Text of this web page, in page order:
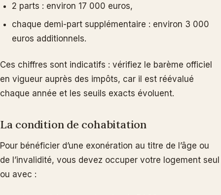
2 parts : environ 17 000 euros,
chaque demi-part supplémentaire : environ 3 000
euros additionnels.
Ces chiffres sont indicatifs : vérifiez le barème officiel
en vigueur auprès des impôts, car il est réévalué
chaque année et les seuils exacts évoluent.
La condition de cohabitation
Pour bénéficier d’une exonération au titre de l’âge ou
de l’invalidité, vous devez occuper votre logement seul
ou avec :